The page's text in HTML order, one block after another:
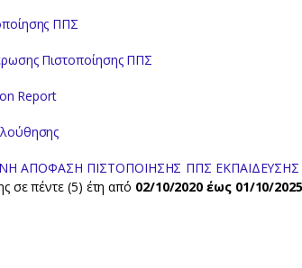
ΠΠΣ
Πιστοποίησης ΠΠΣ
Report
ΑΠΟΦΑΣΗ ΠΙΣΤΟΠΟΙΗΣΗΣ ΠΠΣ ΕΚΠΑΙΔΕΥΣΗΣ
σε πέντε (5) έτη από 02/10/2020 έως 01/10/2025